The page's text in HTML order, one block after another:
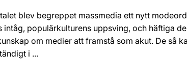
blev begreppet massmedia ett nytt
intåg, populärkulturens uppsving, och häftiga
om medier att framstå som akut. De så
i ...